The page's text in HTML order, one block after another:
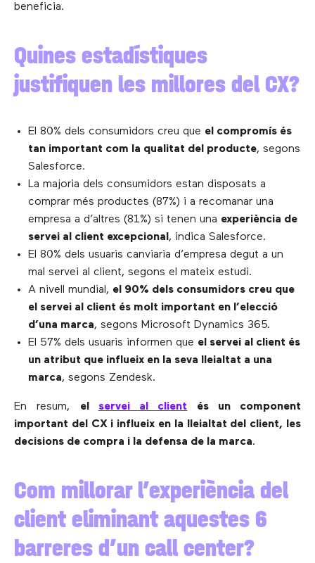
beneficia.
Quines estadístiques
justifiquen les millores del CX?
El 80% dels consumidors creu que el compromís és
tan important com la qualitat del producte, segons
Salesforce.
La majoria dels consumidors estan disposats a
comprar més productes (87%) i a recomanar una
empresa a d’altres (81%) si tenen una experiència de
servei al client excepcional , indica Salesforce.
El 80% dels usuaris canviaria d’empresa degut a un
mal servei al client, segons el mateix estudi.
A nivell mundial, el 90% dels consumidors creu que
el servei al client és molt important en l’elecció
d’una marca, segons Microsoft Dynamics 365.
El 57% dels usuaris informen que el servei al client és
un atribut que influeix en la seva lleialtat a una
marca, segons Zendesk.
En resum, el servei al client és un component
important del CX i influeix en la lleialtat del client, les
decisions de compra i la defensa de la marca.
Com millorar l’experiència del
client eliminant aquestes 6
barreres d’un call center?